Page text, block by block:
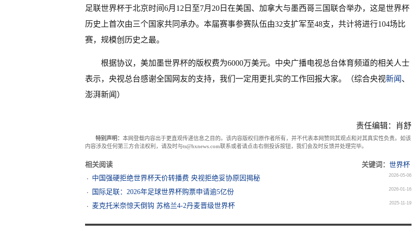
足联世界杯于北京时间6月12日至7月20日在美国、加拿大与墨西哥三国联合举办，这是世界杯
历史上首次由三个国家共同承办。本届赛事参赛队伍由32支扩军至48支，共计将进行104场比
赛，规模创历史之最。
根据协议，美加墨世界杯的版权费为6000万美元。中央广播电视总台体育频道的相关人士
表示，央视总台感谢全国网友的支持，我们一定用更扎实的工作回报大家。（综合央视新闻 、
澎湃新闻）
责任编辑：肖舒
特别声明： 本网登载内容出于更直观传递信息之目的。该内容版权归原作者所有，并不代表本网赞同其观点和对其真实性负责。如该
内容涉及任何第三方合法权利，请及时与ts@hxnews.com联系或者请点击右侧投诉按钮，我们会及时反馈并处理完毕。
相关阅读 关键词： 世界杯
中国强硬拒绝世界杯天价转播费 央视拒绝妥协原因揭秘
2026-05-06
国际足联：2026年足球世界杯购票申请逾5亿份 2026-01-16
麦克托米奈惊天倒钩 苏格兰4-2丹麦晋级世界杯 2025-11-19